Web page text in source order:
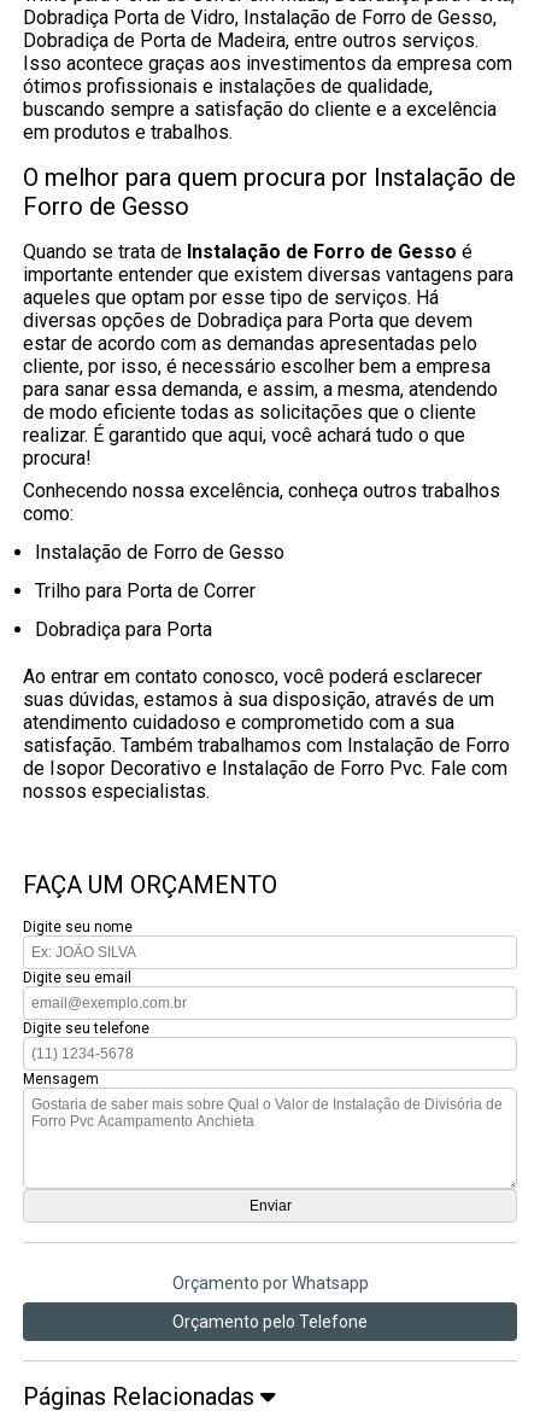
Dobradiça Porta de Vidro, Instalação de Forro de Gesso,
Dobradiça de Porta de Madeira, entre outros serviços.
Isso acontece graças aos investimentos da empresa com
ótimos profissionais e instalações de qualidade,
buscando sempre a satisfação do cliente e a excelência
em produtos e trabalhos.
O melhor para quem procura por Instalação de
Forro de Gesso
Quando se trata de Instalação de Forro de Gesso é
importante entender que existem diversas vantagens para
aqueles que optam por esse tipo de serviços. Há
diversas opções de Dobradiça para Porta que devem
estar de acordo com as demandas apresentadas pelo
cliente, por isso, é necessário escolher bem a empresa
para sanar essa demanda, e assim, a mesma, atendendo
de modo eficiente todas as solicitações que o cliente
realizar. É garantido que aqui, você achará tudo o que
procura!
Conhecendo nossa excelência, conheça outros trabalhos
como:
Instalação de Forro de Gesso
Trilho para Porta de Correr
Dobradiça para Porta
Ao entrar em contato conosco, você poderá esclarecer
suas dúvidas, estamos à sua disposição, através de um
atendimento cuidadoso e comprometido com a sua
satisfação. Também trabalhamos com Instalação de Forro
de Isopor Decorativo e Instalação de Forro Pvc. Fale com
nossos especialistas.
FAÇA UM ORÇAMENTO
Digite seu nome
Digite seu email
Digite seu telefone
Mensagem
Orçamento por Whatsapp
Orçamento pelo Telefone
Páginas Relacionadas